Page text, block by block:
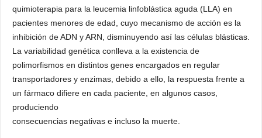
quimioterapia para la leucemia linfoblástica aguda (LLA) en
pacientes menores de edad, cuyo mecanismo de acción es la
inhibición de ADN y ARN, disminuyendo así las células blásticas.
La variabilidad genética conlleva a la existencia de
polimorfismos en distintos genes encargados en regular
transportadores y enzimas, debido a ello, la respuesta frente a
un fármaco difiere en cada paciente, en algunos casos,
produciendo
consecuencias negativas e incluso la muerte.